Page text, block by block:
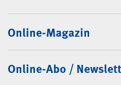
Online-Magazin
Online-Abo /